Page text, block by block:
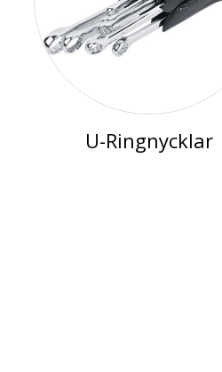
U-Ringnycklar